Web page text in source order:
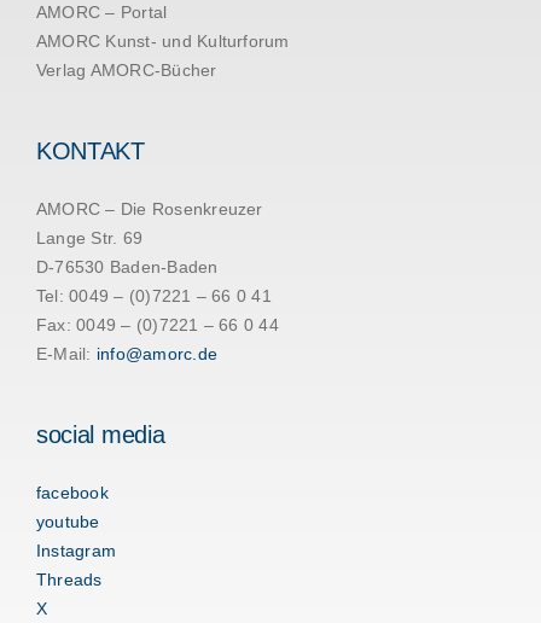
AMORC – Portal
AMORC Kunst- und Kulturforum
Verlag AMORC-Bücher
KONTAKT
AMORC – Die Rosenkreuzer
Lange Str. 69
D-76530 Baden-Baden
Tel: 0049 – (0)7221 – 66 0 41
Fax: 0049 – (0)7221 – 66 0 44
E-Mail: info@amorc.de
social media
facebook
youtube
Instagram
Threads
X